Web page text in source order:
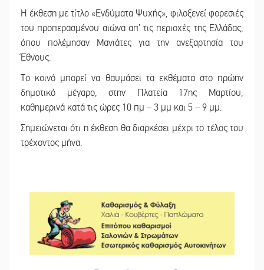
Η έκθεση με τίτλο «Ενδύματα Ψυχής», φιλοξενεί φορεσιές
του προπερασμένου αιώνα απ’ τις περιοχές της Ελλάδας,
όπου πολέμησαν Μανιάτες για την ανεξαρτησία του
Έθνους.
Το κοινό μπορεί να θαυμάσει τα εκθέματα στο πρώην
δημοτικό μέγαρο, στην Πλατεία 17ης Μαρτίου,
καθημερινά κατά τις ώρες 10 πμ – 3 μμ και 5 – 9 μμ.
Σημειώνεται ότι η έκθεση θα διαρκέσει μέχρι το τέλος του
τρέχοντος μήνα.